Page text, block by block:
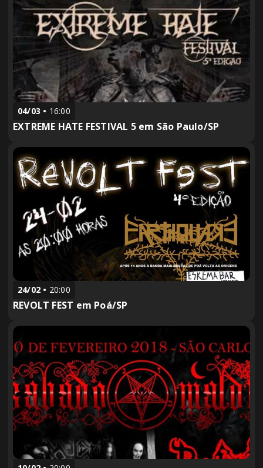
04/03 16:00
EXTREME HATE FESTIVAL 5 em São Paulo/SP
24/02 20:00
REVOLT FEST em Poá/SP